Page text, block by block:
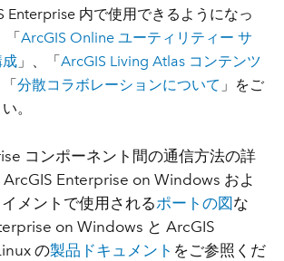
Enterprise 内で使用できるようになっ
「ArcGIS Online ユーティリティー サ
」、「ArcGIS Living Atlas コンテンツ
「分散コラボレーションについて 」をご
。
コンポーネント間の通信方法の詳
Enterprise on Windows およ
メントで使用されるポートの図 な
on Windows と ArcGIS
の製品ドキュメント をご参照くだ